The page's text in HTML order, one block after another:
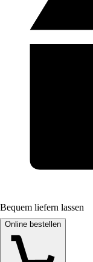
Bequem liefern lassen
Online bestellen